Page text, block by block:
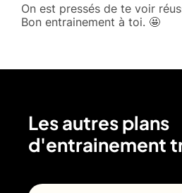
On est pressés de te voir
Bon entrainement à toi. 🤩
Les autres plans
d'entrainement